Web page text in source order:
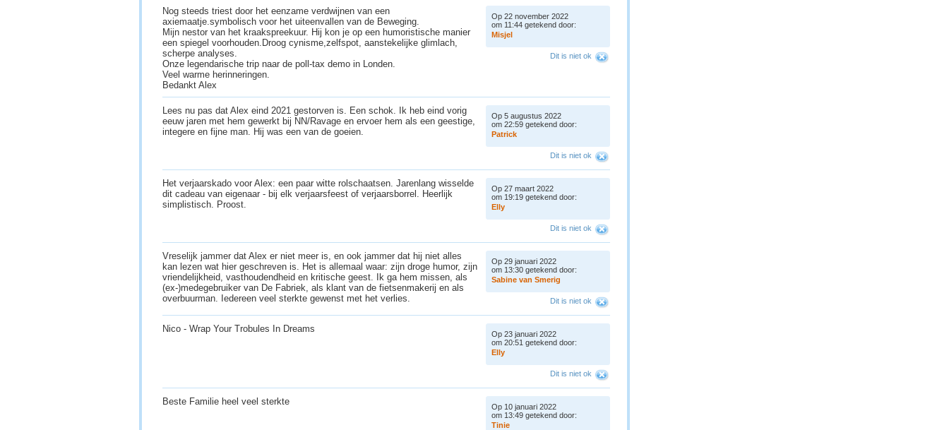
Nog steeds triest door het eenzame verdwijnen van een
axiemaatje.symbolisch voor het uiteenvallen van de Beweging.
Mijn nestor van het kraakspreekuur. Hij kon je op een humoristische manier
een spiegel voorhouden.Droog cynisme,zelfspot, aanstekelijke glimlach,
scherpe analyses.
Onze legendarische trip naar de poll-tax demo in Londen.
Veel warme herinneringen.
Bedankt Alex
Op 22 november 2022
om 11:44 getekend door:
Misjel
Dit is niet ok
Lees nu pas dat Alex eind 2021 gestorven is. Een schok. Ik heb eind vorig
eeuw jaren met hem gewerkt bij NN/Ravage en ervoer hem als een geestige,
integere en fijne man. Hij was een van de goeien.
Op 5 augustus 2022
om 22:59 getekend door:
Patrick
Dit is niet ok
Het verjaarskado voor Alex: een paar witte rolschaatsen. Jarenlang wisselde
dit cadeau van eigenaar - bij elk verjaarsfeest of verjaarsborrel. Heerlijk
simplistisch. Proost.
Op 27 maart 2022
om 19:19 getekend door:
Elly
Dit is niet ok
Vreselijk jammer dat Alex er niet meer is, en ook jammer dat hij niet alles
kan lezen wat hier geschreven is. Het is allemaal waar: zijn droge humor, zijn
vriendelijkheid, vasthoudendheid en kritische geest. Ik ga hem missen, als
(ex-)medegebruiker van De Fabriek, als klant van de fietsenmakerij en als
overbuurman. Iedereen veel sterkte gewenst met het verlies.
Op 29 januari 2022
om 13:30 getekend door:
Sabine van Smerig
Dit is niet ok
Nico - Wrap Your Trobules In Dreams
Op 23 januari 2022
om 20:51 getekend door:
Elly
Dit is niet ok
Beste Familie heel veel sterkte
Op 10 januari 2022
om 13:49 getekend door:
Tinie